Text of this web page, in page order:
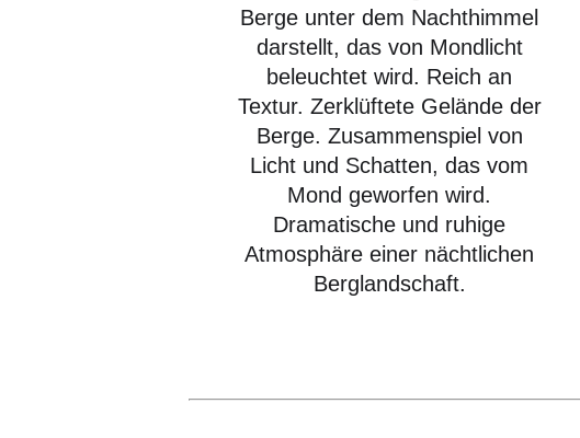
Berge unter dem Nachthimmel
darstellt, das von Mondlicht
beleuchtet wird. Reich an
Textur. Zerklüftete Gelände der
Berge. Zusammenspiel von
Licht und Schatten, das vom
Mond geworfen wird.
Dramatische und ruhige
Atmosphäre einer nächtlichen
Berglandschaft.